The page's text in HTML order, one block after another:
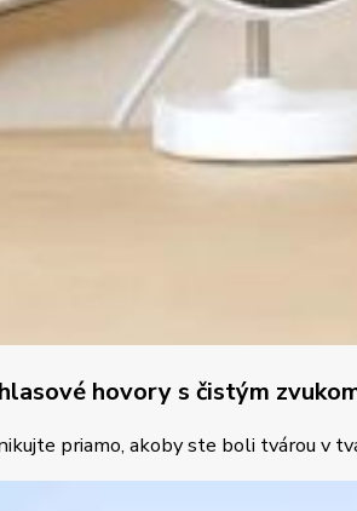
hovory s čistým
priamo, akoby ste boli tvárou v